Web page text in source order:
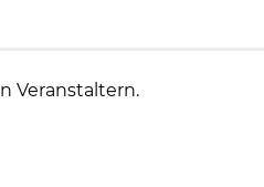
Veranstaltern.